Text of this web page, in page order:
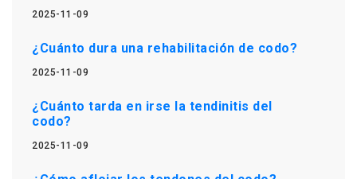
2025-11-09
¿Cuánto dura una rehabilitación de codo?
2025-11-09
¿Cuánto tarda en irse la tendinitis del
codo?
2025-11-09